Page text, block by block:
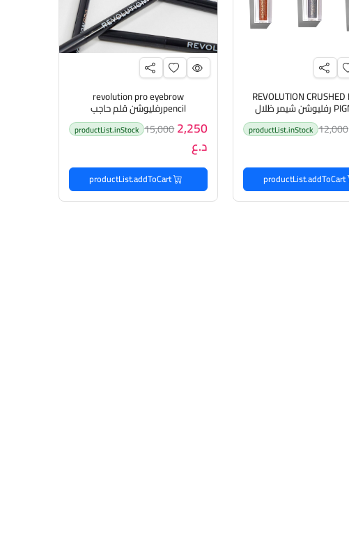
REVOLUTION CRUSHED PEARL
PIGMENT رفليوشن شيمر ظلال
العيون اللامع12,000
productList.inStock
productList.addToCart
revolution pro eyebrow
pencilرفليوشن قلم حاجب
2,250
د.ع
15,000
productList.inStock
productList.addToCart